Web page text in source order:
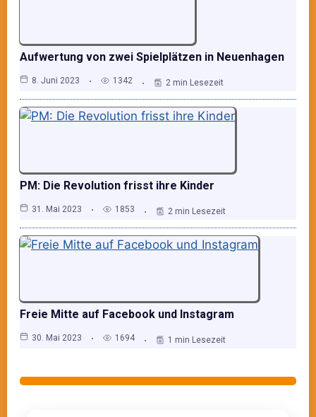
Aufwertung von zwei Spielplätzen in Neuenhagen
8. Juni 2023 1342 2 min Lesezeit
PM: Die Revolution frisst ihre Kinder
31. Mai 2023 1853 2 min Lesezeit
Freie Mitte auf Facebook und Instagram
30. Mai 2023 1694 1 min Lesezeit